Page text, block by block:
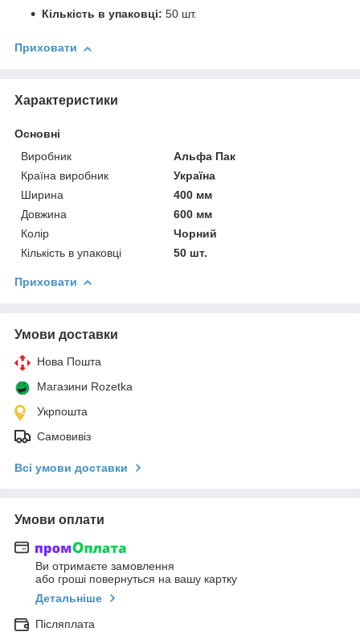
Кількість в упаковці: 50 шт.
Приховати
Характеристики
Основні
Виробник
Альфа Пак
Країна виробник
Україна
Ширина
400 мм
Довжина
600 мм
Колір
Чорний
Кількість в упаковці
50 шт.
Приховати
Умови доставки
Нова Пошта
Магазини Rozetka
Укрпошта
Самовивіз
Всі умови доставки
Умови оплати
Ви отримаєте замовлення
або гроші повернуться на вашу картку
Детальніше
Післяплата